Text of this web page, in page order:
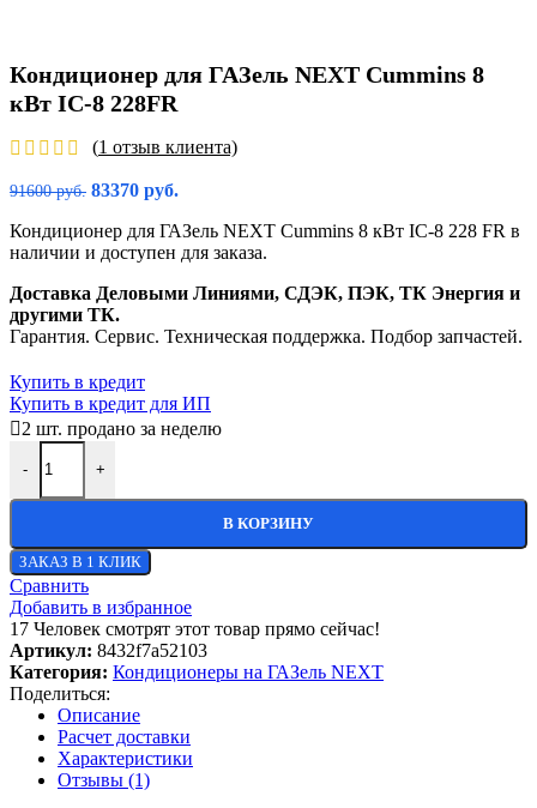
Кондиционер для ГАЗель NEXT Cummins 8
кВт IC-8 228FR
(1 отзыв клиента)
91600руб. 83370 руб.
Кондиционер для ГАЗель NEXT Cummins 8 кВт IC-8 228 FR в
наличии и доступен для заказа.
Доставка Деловыми Линиями, СДЭК, ПЭК, ТК Энергия и
другими ТК.
Гарантия. Сервис. Техническая поддержка. Подбор запчастей.
Купить в кредит
Купить в кредит для ИП
2 шт. продано за неделю
- +
В КОРЗИНУ
ЗАКАЗ В 1 КЛИК
Сравнить
Добавить в избранное
17 Человек смотрят этот товар прямо сейчас!
Артикул: 8432f7a52103
Категория: Кондиционеры на ГАЗель NEXT
Поделиться:
Описание
Расчет доставки
Характеристики
Отзывы (1)